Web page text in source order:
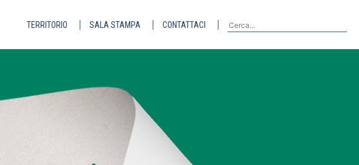
TERRITORIO SALA STAMPA CONTATTACI